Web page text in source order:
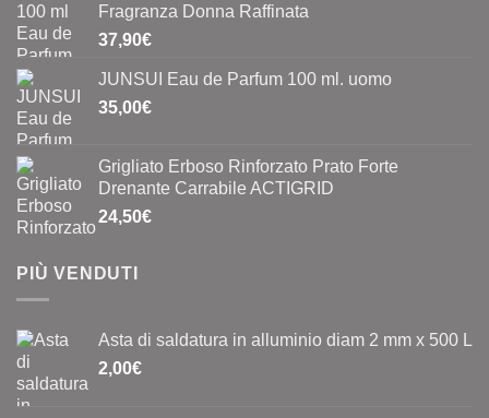
Fragranza Donna Raffinata
37,90€
JUNSUI Eau de Parfum 100 ml. uomo
35,00€
Grigliato Erboso Rinforzato Prato Forte
Drenante Carrabile ACTIGRID
24,50€
PIÙ VENDUTI
Asta di saldatura in alluminio diam 2 mm x 500 L
2,00€